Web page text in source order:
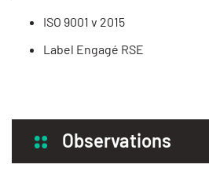
ISO 9001 v 2015
Label Engagé RSE
Observations